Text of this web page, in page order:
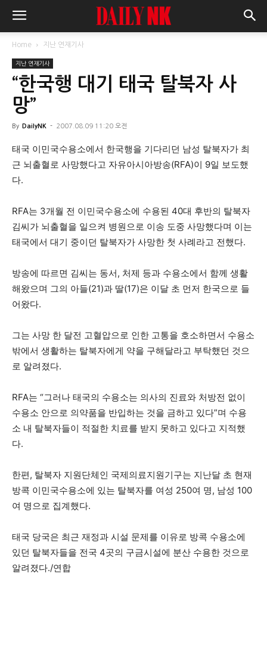
Home 지난 연재기사
지난 연재기사
“한국행 대기 태국 탈북자 사
망”
By DailyNK - 2007.08.09 11:20 오전
태국 이민국수용소에서 한국행을 기다리던 남성 탈북자가 최
근 뇌출혈로 사망했다고 자유아시아방송(RFA)이 9일 보도했
다.
RFA는 3개월 전 이민국수용소에 수용된 40대 후반의 탈북자
김씨가 뇌출혈을 일으켜 병원으로 이송 도중 사망했다며 이는
태국에서 대기 중이던 탈북자가 사망한 첫 사례라고 전했다.
방송에 따르면 김씨는 동서, 처제 등과 수용소에서 함께 생활
해왔으며 그의 아들(21)과 딸(17)은 이달 초 먼저 한국으로 들
어왔다.
그는 사망 한 달전 고혈압으로 인한 고통을 호소하면서 수용소
밖에서 생활하는 탈북자에게 약을 구해달라고 부탁했던 것으
로 알려졌다.
RFA는 “그러나 태국의 수용소는 의사의 진료와 처방전 없이
수용소 안으로 의약품을 반입하는 것을 금하고 있다”며 수용
소 내 탈북자들이 적절한 치료를 받지 못하고 있다고 지적했
다.
한편, 탈북자 지원단체인 국제의료지원기구는 지난달 초 현재
방콕 이민국수용소에 있는 탈북자를 여성 250여 명, 남성 100
여 명으로 집계했다.
태국 당국은 최근 재정과 시설 문제를 이유로 방콕 수용소에
있던 탈북자들을 전국 4곳의 구금시설에 분산 수용한 것으로
알려졌다./연합